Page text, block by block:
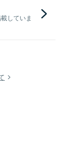
していま